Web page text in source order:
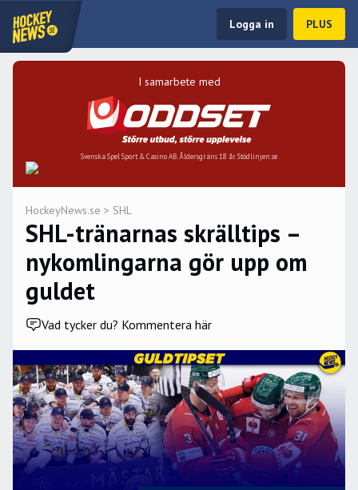
Logga in PLUS
I samarbete med
Svenska Spel Sport & Casino AB. Åldersgräns 18 år. Stödlinjen.se
HockeyNews.se > SHL
SHL-tränarnas skrälltips –
nykomlingarna gör upp om
guldet
Vad tycker du? Kommentera här